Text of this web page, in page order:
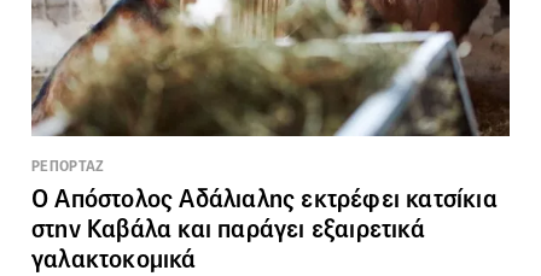
ΡΕΠΟΡΤΑΖ
O Απόστολος Αδάλιαλης εκτρέφει κατσίκια
στην Καβάλα και παράγει εξαιρετικά
γαλακτοκομικά